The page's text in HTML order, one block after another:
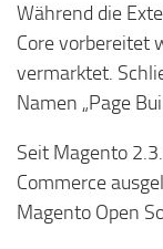
Während die
Core vorbereitet
vermarktet.
Namen „Page
Seit Magento
Commerce
Magento Open